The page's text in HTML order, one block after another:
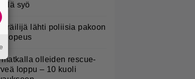
Älä syö
lähti poliisia pakoon
olleiden rescue-
loppu – 10 kuoli